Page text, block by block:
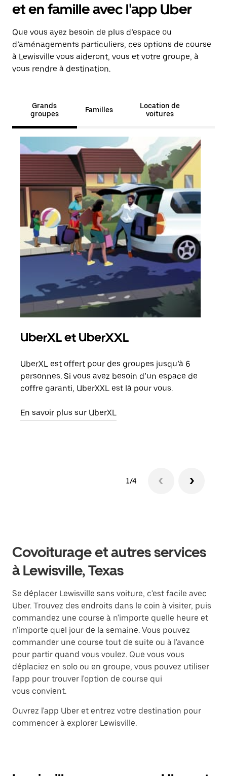
et en famille avec l'app Uber
Que vous ayez besoin de plus d’espace ou
d’aménagements particuliers, ces options de course
à Lewisville vous aideront, vous et votre groupe, à
vous rendre à destination.
Grands
groupes
Familles
Location de
voitures
UberXL et UberXXL
UberXL est offert pour des groupes jusqu’à 6
personnes. Si vous avez besoin d’un espace de
coffre garanti, UberXXL est là pour vous.
En savoir plus sur UberXL
1/4
Covoiturage et autres services
à Lewisville, Texas
Se déplacer Lewisville sans voiture, c'est facile avec
Uber. Trouvez des endroits dans le coin à visiter, puis
commandez une course à n'importe quelle heure et
n'importe quel jour de la semaine. Vous pouvez
commander une course tout de suite ou à l'avance
pour partir quand vous voulez. Que vous vous
déplaciez en solo ou en groupe, vous pouvez utiliser
l'app pour trouver l'option de course qui
vous convient.
Ouvrez l'app Uber et entrez votre destination pour
commencer à explorer Lewisville.